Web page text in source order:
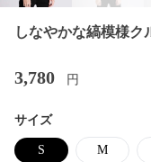
しなやかな縞模様ク
3,780 円
サイズ
S M